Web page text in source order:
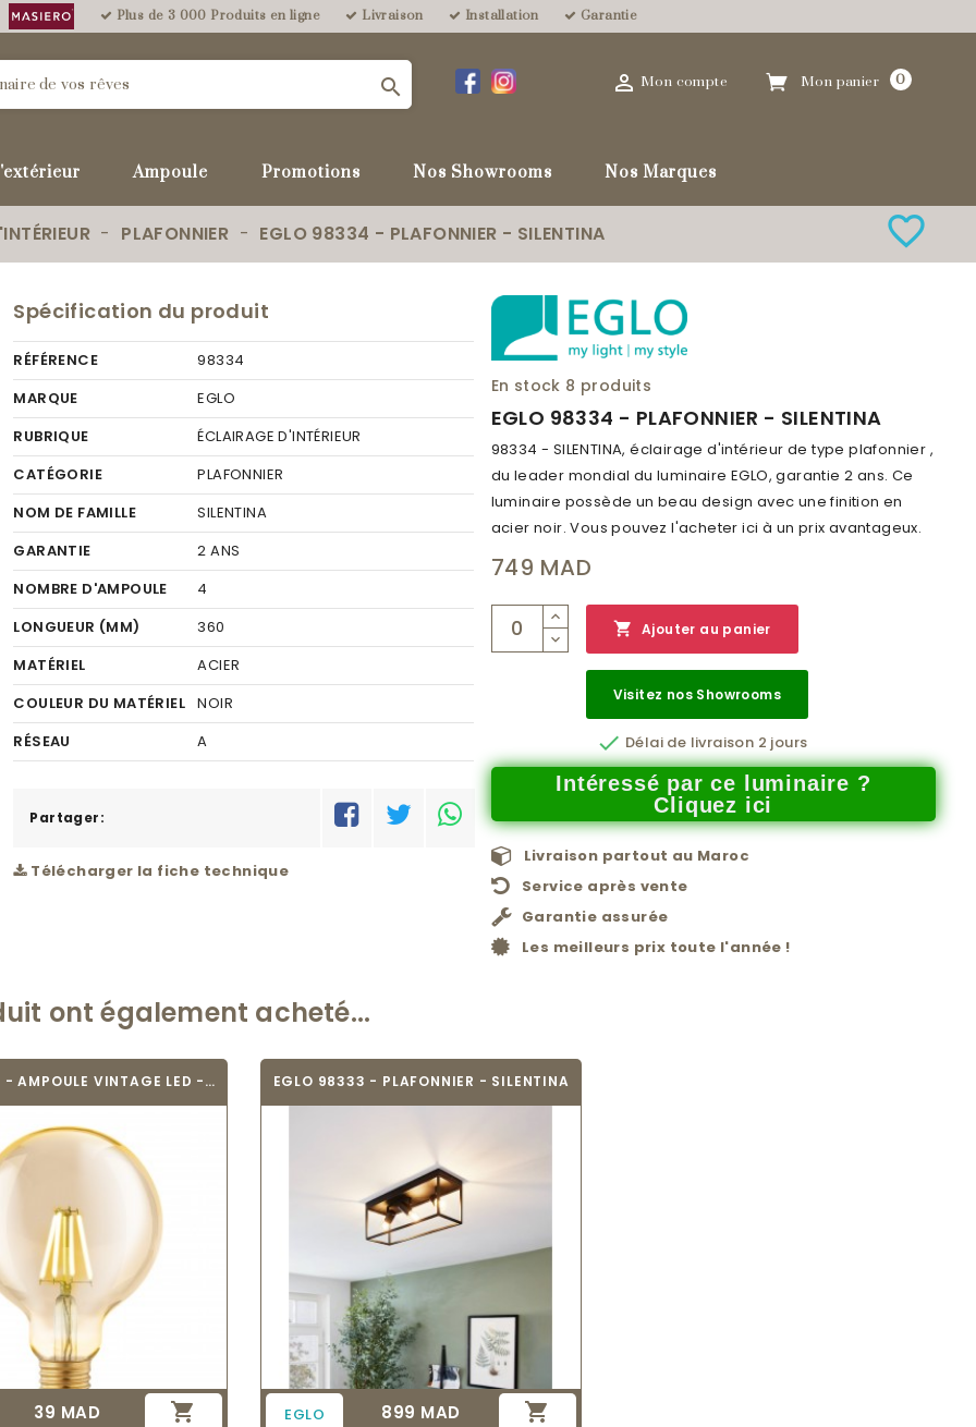
Plus de 3 000 Produits en ligne Livraison Installation Garantie
Mon panier 0
 Mon compte

Ampoule Promotions Nos Showrooms Nos Marques
PLAFONNIER EGLO 98334 - PLAFONNIER - SILENTINA
Spécification du produit
RÉFÉRENCE
98334
MARQUE
EGLO
RUBRIQUE
ÉCLAIRAGE D'INTÉRIEUR
CATÉGORIE
PLAFONNIER
NOM DE FAMILLE
SILENTINA
GARANTIE
2 ANS
NOMBRE D'AMPOULE
4
LONGUEUR (MM)
360
MATÉRIEL
ACIER
COULEUR DU MATÉRIEL NOIR
RÉSEAU
A
Partager:
Télécharger la fiche technique
En stock 8 produits
EGLO 98334 - PLAFONNIER - SILENTINA
98334 - SILENTINA, éclairage d'intérieur de type plafonnier ,
du leader mondial du luminaire EGLO, garantie 2 ans. Ce
luminaire possède un beau design avec une finition en
acier noir. Vous pouvez l'acheter ici à un prix avantageux.
favorite_border
749 MAD
 Ajouter au panier
Visitez nos Showrooms
 Délai de livraison 2 jours
Intéressé par ce luminaire ?
Cliquez ici
Livraison partout au Maroc
Service après vente
Garantie assurée
Les meilleurs prix toute l'année !
ont également acheté...
EGLO 11522 - AMPOULE VINTAGE LED - LED_E27
Prix
39 MAD 
EGLO 98333 - PLAFONNIER - SILENTINA
EGLO Prix
899 MAD 